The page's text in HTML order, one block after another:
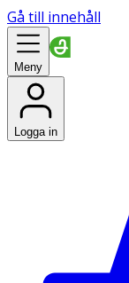
Gå till innehåll
Meny
Logga in